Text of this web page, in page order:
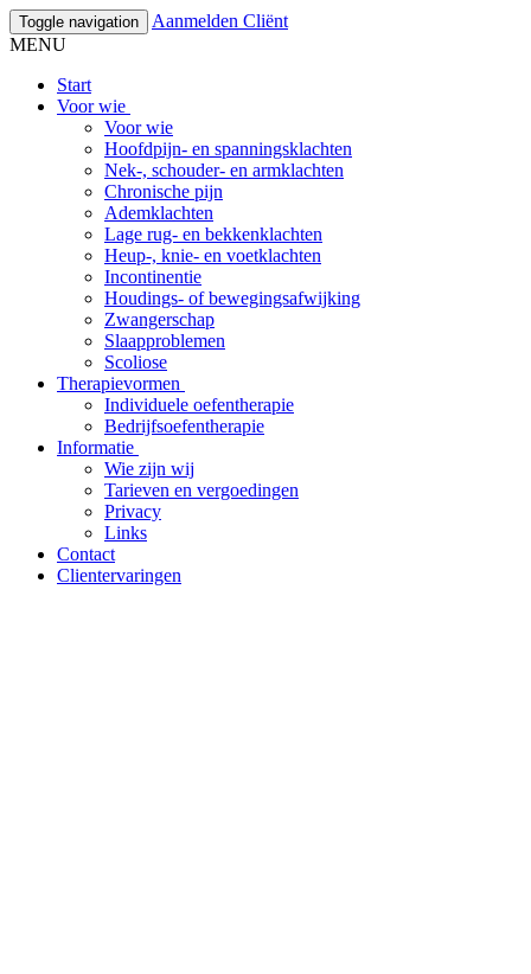
Toggle navigation
Aanmelden Cliënt
MENU
Start
Voor wie
Voor wie
Hoofdpijn- en spanningsklachten
Nek-, schouder- en armklachten
Chronische pijn
Ademklachten
Lage rug- en bekkenklachten
Heup-, knie- en voetklachten
Incontinentie
Houdings- of bewegingsafwijking
Zwangerschap
Slaapproblemen
Scoliose
Therapievormen
Individuele oefentherapie
Bedrijfsoefentherapie
Informatie
Wie zijn wij
Tarieven en vergoedingen
Privacy
Links
Contact
Clientervaringen